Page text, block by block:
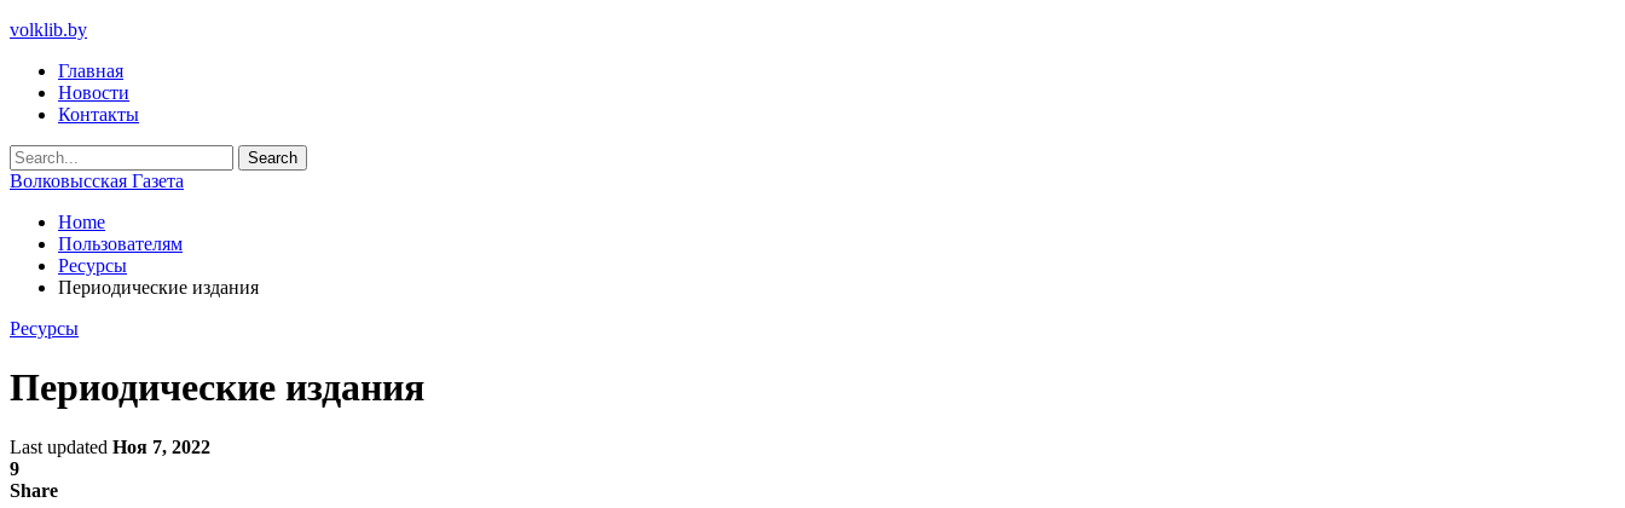
volklib.by
Главная
Новости
Контакты
Волковысская Газета
Home
Пользователям
Ресурсы
Периодические издания
Ресурсы
Периодические издания
Last updated Ноя 7, 2022
9
Share